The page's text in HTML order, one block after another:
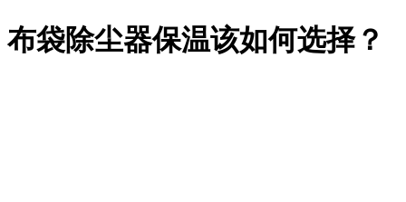
布袋除尘器保温该如何选择？